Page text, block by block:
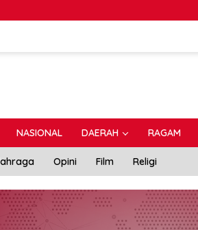
NASIONAL DAERAH RAGAM
Opini Film Religi